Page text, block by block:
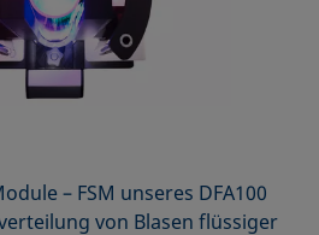
– FSM unseres DFA100
von Blasen flüssiger